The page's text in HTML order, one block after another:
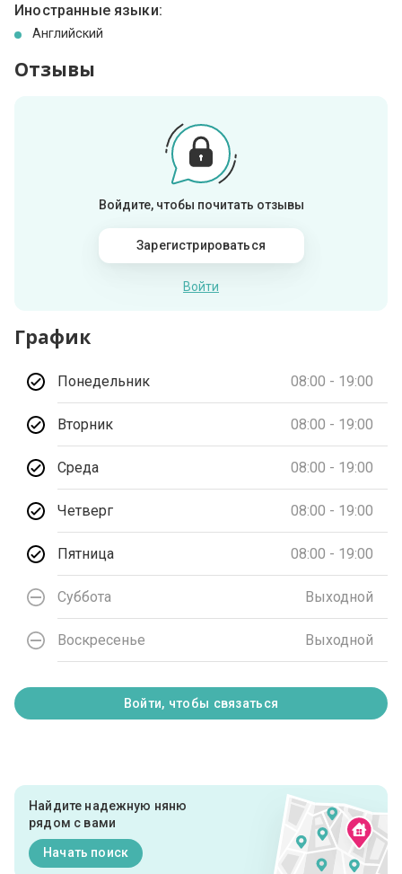
Иностранные языки:
Английский
Отзывы
Войдите, чтобы почитать отзывы
Зарегистрироваться
Войти
График
Понедельник 08:00 - 19:00
Вторник 08:00 - 19:00
Среда 08:00 - 19:00
Четверг 08:00 - 19:00
Пятница 08:00 - 19:00
Суббота Выходной
Воскресенье Выходной
Войти, чтобы связаться
Найдите надежную няню
рядом с вами
Начать поиск